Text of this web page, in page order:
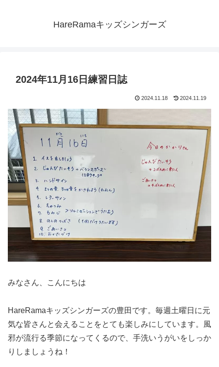
HareRamaキッズシンガーズ
2024年11月16日練習日誌
2024.11.18 2024.11.19
みなさん、こんにちは
HareRamaキッズシンガーズの豊田です。毎週土曜日に元
気な皆さんと会えることをとても楽しみにしています。風
邪が流行る季節になってくるので、手洗いうがいをしっか
りしましょうね！